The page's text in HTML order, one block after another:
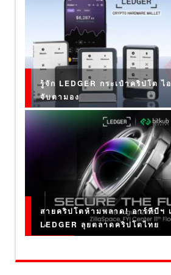
รู้จัก LEDGER กระเป๋าคริปโต ไ
จับตามอง
สายคริปโตห้ามพลาด! อาร์ทีบีฯ
LEDGER ลุยตลาดคริปโตไทย